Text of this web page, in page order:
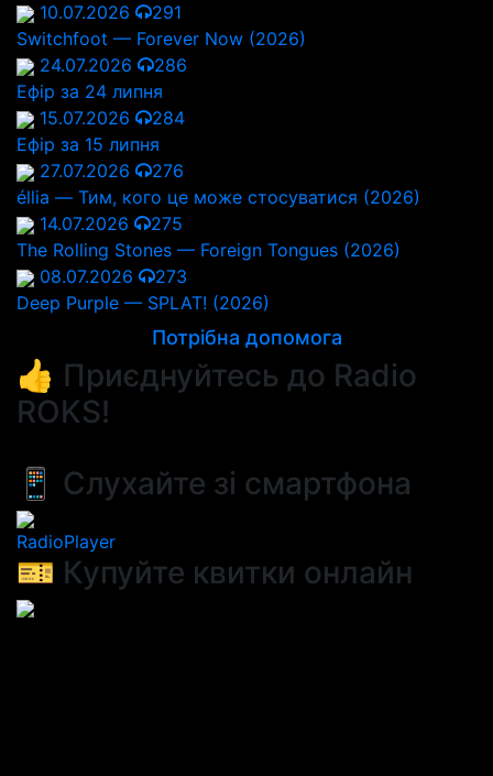
10.07.2026
291
Switchfoot — Forever Now (2026)
24.07.2026
286
Ефір за 24 липня
15.07.2026
284
Ефір за 15 липня
27.07.2026
276
éllia — Тим, кого це може стосуватися (2026)
14.07.2026
275
The Rolling Stones — Foreign Tongues (2026)
08.07.2026
273
Deep Purple — SPLAT! (2026)
Потрібна допомога
👍 Приєднуйтесь до Radio
ROKS!
📱 Слухайте зі смартфона
RadioPlayer
🎫 Купуйте квитки онлайн